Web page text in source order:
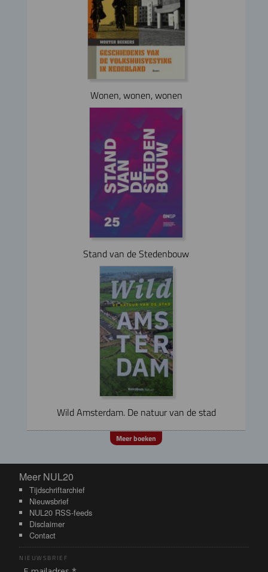
Wonen, wonen, wonen
Stand van de Stedenbouw
Wild Amsterdam. De natuur van de stad
Meer boeken
Meer NUL20
Meer NUL20
Tijdschriftarchief
Nieuwsbrief
NUL20 RSS-feeds
Disclaimer
Contact
NIEUWSBRIEF